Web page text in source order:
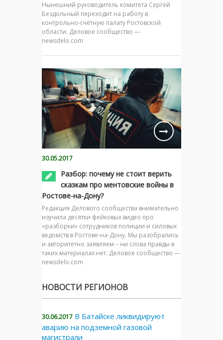
Нынешний руководитель комитета Сергей
Бездольный переходит на работу в
контрольно-счётную палату Ростовской
области. Деловое сообщество —
newsdelo.com
30.05.2017
Разбор: почему не стоит верить
сказкам про ментовские войны в
Ростове-на-Дону?
Редакция Делового сообщества внимательно
изучила десятки фейковых видео про
«разборки» сотрудников полиции и силовых
ведомств в Ростове-на-Дону. Мы разобрались
и авторитетно заявляем – ни слова правды в
таких материалах нет. Деловое сообщество —
newsdelo.com
НОВОСТИ РЕГИОНОВ
30.06.2017 В Батайске ликвидируют
аварию на подземной газовой
магистрали